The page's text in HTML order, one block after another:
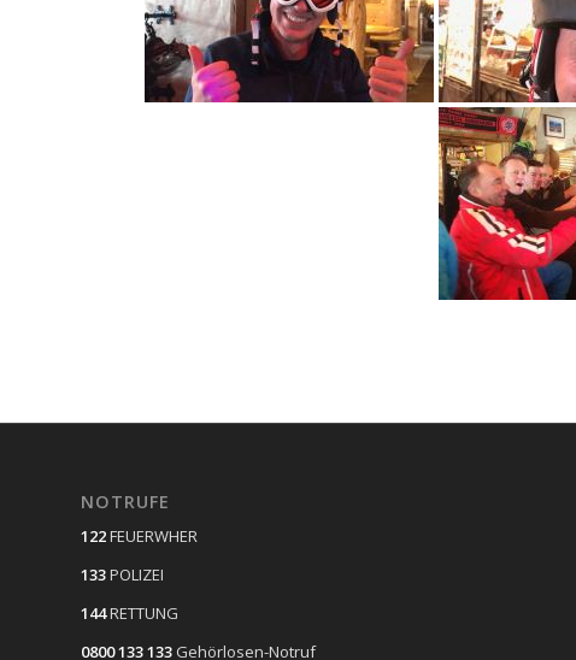
NOTRUFE
122FEUERWHER
133POLIZEI
144RETTUNG
0800 133 133 Gehörlosen-Notruf